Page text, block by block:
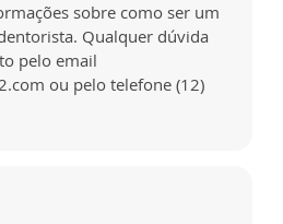
sobre como ser um
Qualquer dúvida
pelo email
ou pelo telefone (12)